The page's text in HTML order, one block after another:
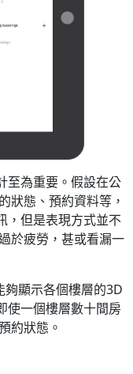
至為重要。假設在公
狀態、預約資料等，
，但是表現方式並不
於疲勞，甚或看漏一
顯示各個樓層的3D
使一個樓層數十間房
約狀態。